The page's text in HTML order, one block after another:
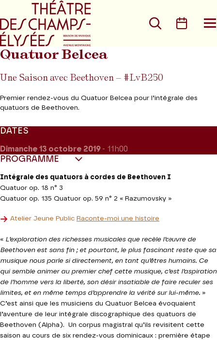
Aller au menu principal
Rechercher
Quatuor Belcea
Une Saison avec Beethoven – #LvB250
Premier rendez-vous du Quatuor Belcea pour l’intégrale des
quatuors de Beethoven.
DATES
Dimanche 13 octobre 2019 - 11h00
PROGRAMME
Intégrale des quatuors à cordes de Beethoven I
Quatuor op. 18 n° 3
Quatuor op. 135 Quatuor op. 59 n° 2 « Razumovsky »
Atelier Jeune Public Raconte-moi une histoire
« L’exploration des richesses musicales que recèle l’œuvre de
Beethoven est sans fin ; et pourtant, le plus fascinant reste que sa
musique nous parle si directement, en tant qu’êtres humains. Ce
qui semble animer au premier chef cette musique, c’est l’aspiration
de l’homme vers la liberté, son désir insatiable de faire reculer ses
limites, et en même temps d’apprendre la vérité sur lui-même. »
C’est ainsi que les musiciens du Quatuor Belcea évoquaient
l’aventure de leur intégrale discographique des quatuors de
Beethoven (Alpha). Un corpus magistral qu’ils revisitent cette
saison au cours de six rendez-vous dominicaux : première étape